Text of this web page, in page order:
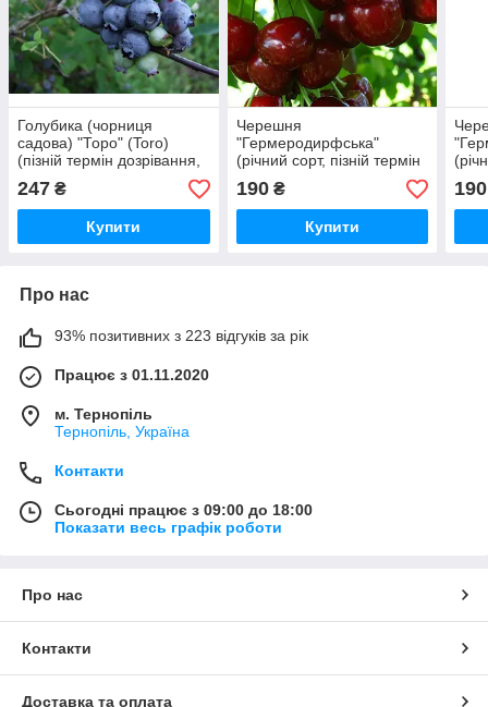
Голубика (чорниця
садова) "Торо" (Toro)
(пізній термін дозрівання,
247 ₴
Купити
Черешня
"Гермеродирфська"
(річний сорт, пізній термін
190₴
Купити
190
Про нас
93% позитивних з 223 відгуків за рік
Працює з 01.11.2020
м. Тернопіль
Тернопіль, Україна
Контакти
Сьогодні працює з 09:00 до 18:00
Показати весь графік роботи
Про нас
Контакти
Доставка та оплата